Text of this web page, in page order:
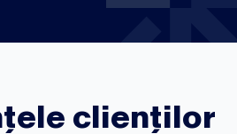
clienților